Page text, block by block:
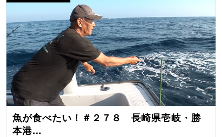
魚が食べたい！＃２７８ 長崎県壱岐・勝
本港